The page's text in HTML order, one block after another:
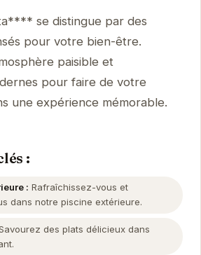
se distingue par des
pour votre bien-être.
paisible et
pour faire de votre
une expérience mémorable.
:
: Rafraîchissez-vous et
dans notre piscine extérieure.
des plats délicieux dans